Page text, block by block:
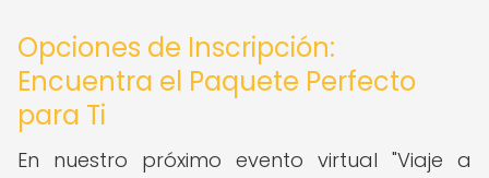
Opciones de Inscripción:
Encuentra el Paquete Perfecto
para Ti
En nuestro próximo evento virtual "Viaje a